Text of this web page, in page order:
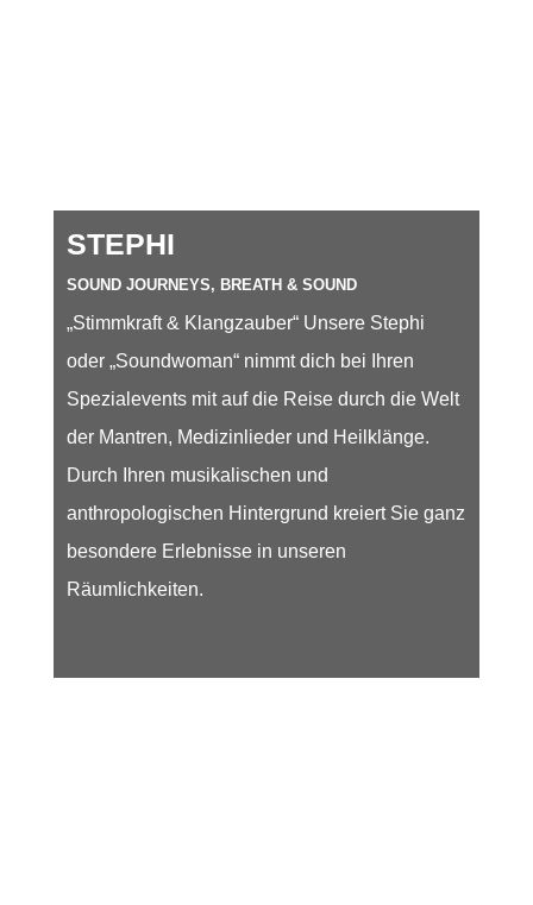
STEPHI
SOUND JOURNEYS, BREATH & SOUND
„Stimmkraft & Klangzauber“ Unsere Stephi
oder „Soundwoman“ nimmt dich bei Ihren
Spezialevents mit auf die Reise durch die Welt
der Mantren, Medizinlieder und Heilklänge.
Durch Ihren musikalischen und
anthropologischen Hintergrund kreiert Sie ganz
besondere Erlebnisse in unseren
Räumlichkeiten.